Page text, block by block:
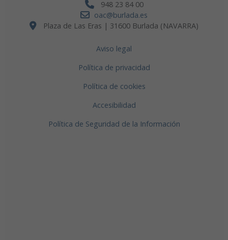
948 23 84 00
oac@burlada.es
Plaza de Las Eras | 31600 Burlada (NAVARRA)
Aviso legal
Política de privacidad
Política de cookies
Accesibilidad
Política de Seguridad de la Información